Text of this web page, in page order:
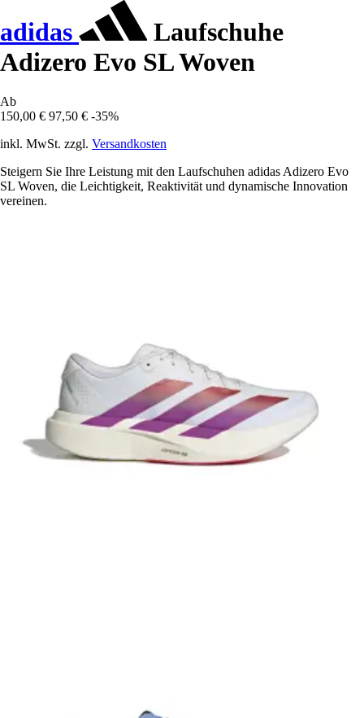
adidas
Laufschuhe
Adizero Evo SL Woven
Ab
150,00 € 97,50 € -35%
inkl. MwSt. zzgl. Versandkosten
Steigern Sie Ihre Leistung mit den Laufschuhen adidas Adizero Evo
SL Woven, die Leichtigkeit, Reaktivität und dynamische Innovation
vereinen.